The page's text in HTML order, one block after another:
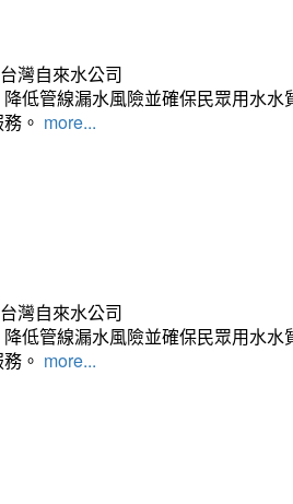
灣自來水公司
低管線漏水風險並確保民眾用水
。 more...
灣自來水公司
低管線漏水風險並確保民眾用水
。 more...